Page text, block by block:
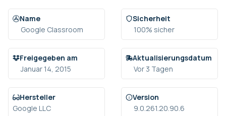
Name
Google Classroom
Sicherheit
100% sicher
Freigegeben am
Januar 14, 2015
Aktualisierungsdatum
Vor 3 Tagen
Hersteller
Google LLC
Version
9.0.261.20.90.6